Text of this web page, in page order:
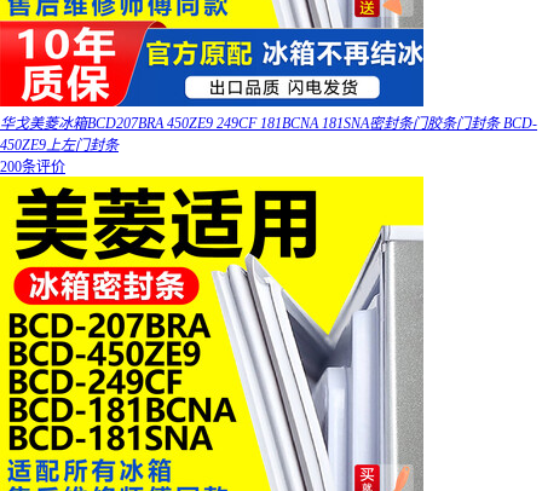
华戈美菱冰箱BCD207BRA 450ZE9 249CF 181BCNA 181SNA密封条门胶条门封条 BCD-
450ZE9上左门封条
200条评价